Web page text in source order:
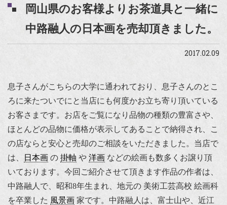
岡山県のお客様よりお茶道具と一緒に
中路融人の日本画を売却頂きました。
2017.02.09
息子さんがこちらの大学に通われており、息子さんのとこ
ろに来たついでにと当店にも何度かお立ち寄り頂いている
お客さまです。お店をご覧になり品物の種類の豊富さや、
ほとんどの品物に価格が表示してあることで納得され、こ
の店ならと安心と売却のご相談をいただきました。当店で
は、
日本画 の 掛軸 や 洋画 などの絵画も数多くお譲り頂
いております。今回ご紹介させて頂きます作品の作者は、
中路融人で、昭和8年生まれ、地元の 美術工芸高校 絵画科
を卒業した 風景画 家です。中路融人は、富士山や、近江